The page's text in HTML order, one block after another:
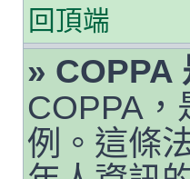
回頂端
» COPPA
COPPA
例。這條